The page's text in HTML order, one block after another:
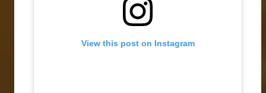
View this post on Instagram